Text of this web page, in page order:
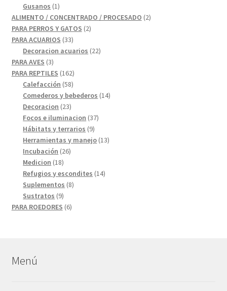
Gusanos 11
producto
ALIMENTO / CONCENTRADO / PROCESADO 22
PARA PERROS Y GATOS 22
PARA ACUARIOS 3333
productos
Decoracion acuarios 2222
PARA AVES 33
productos
PARA REPTILES 162162
productos
Calefacción 5858
productos
Comederos y bebederos 1414
Decoracion 2323
productos
Focos e iluminacion 3737
Hábitats y terrarios 99
productos
Herramientas y manejo 1313
Incubación 2626
Medicion 1818
productos
Refugios y escondites 1414
Suplementos 88
Sustratos 99
productos
PARA ROEDORES 66
Menú